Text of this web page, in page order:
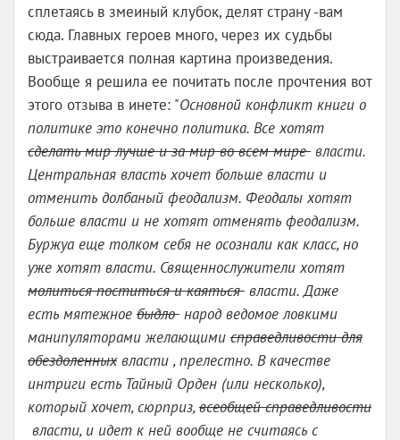
сплетаясь в змеиный клубок, делят страну -вам
сюда. Главных героев много, через их судьбы
выстраивается полная картина произведения.
Вообще я решила ее почитать после прочтения вот
этого отзыва в инете: "Основной конфликт книги о
политике это конечно политика. Все хотят
сделать мир лучше и за мир во всем мире власти.
Центральная власть хочет больше власти и
отменить долбаный феодализм. Феодалы хотят
больше власти и не хотят отменять феодализм.
Буржуа еще толком себя не осознали как класс, но
уже хотят власти. Священнослужители хотят
молиться поститься и каяться власти. Даже
есть мятежное быдло народ ведомое ловкими
манипуляторами желающими справедливости для
обездоленныхвласти , прелестно. В качестве
интриги есть Тайный Орден (или несколько),
который хочет, сюрприз,всеобщей справедливости
власти, и идет к ней вообще не считаясь с